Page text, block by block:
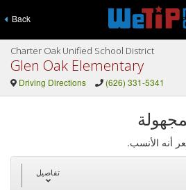
Back
Charter Oak Unified School District
Glen Oak Elementary
Driving Directions (626) 331-5341
أنه الأنسب.
تفاصيل